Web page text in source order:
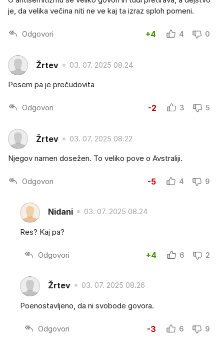
je, da velika večina niti ne ve kaj ta izraz sploh pomeni.
Odgovori +4 4 0
Žrtev 03. 07. 2025 08.24
Pesem pa je prečudovita
Odgovori -2 3 5
Žrtev 03. 07. 2025 08.22
Njegov namen dosežen. To veliko pove o Avstraliji.
Odgovori -5 4 9
Nidani 03. 07. 2025 08.24
Res? Kaj pa?
Odgovori +4 6 2
Žrtev 03. 07. 2025 08.26
Poenostavljeno, da ni svobode govora.
Odgovori -3 6 9